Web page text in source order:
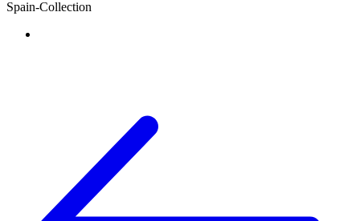
Spain-Collection